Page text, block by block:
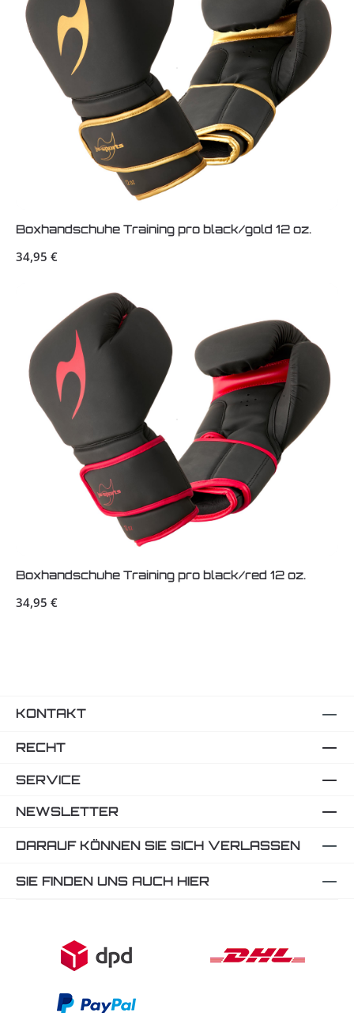
Boxhandschuhe Training pro black/gold 12 oz.
Regulärer Preis:
34,95 €
Boxhandschuhe Training pro black/red 12 oz.
Regulärer Preis:
34,95 €
KONTAKT
RECHT
SERVICE
NEWSLETTER
DARAUF KÖNNEN SIE SICH VERLASSEN
SIE FINDEN UNS AUCH HIER